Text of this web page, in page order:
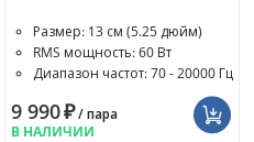
Размер: 13 см (5.25 дюйм)
RMS мощность: 60 Вт
Диапазон частот: 70 - 20000 Гц
9 990₽/ пара
В НАЛИЧИИ